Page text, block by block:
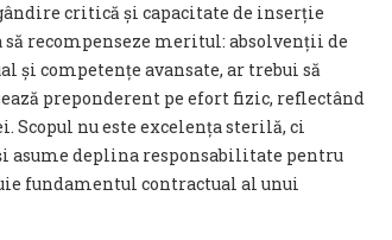
critică și capacitate de inserție
recompenseze meritul: absolvenții de
și competențe avansate, ar trebui să
preponderent pe efort fizic, reflectând
Scopul nu este excelența sterilă, ci
asume deplina responsabilitate pentru
fundamentul contractual al unui